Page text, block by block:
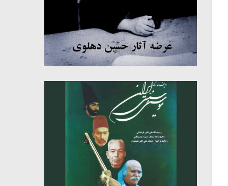
میکلوش روژا